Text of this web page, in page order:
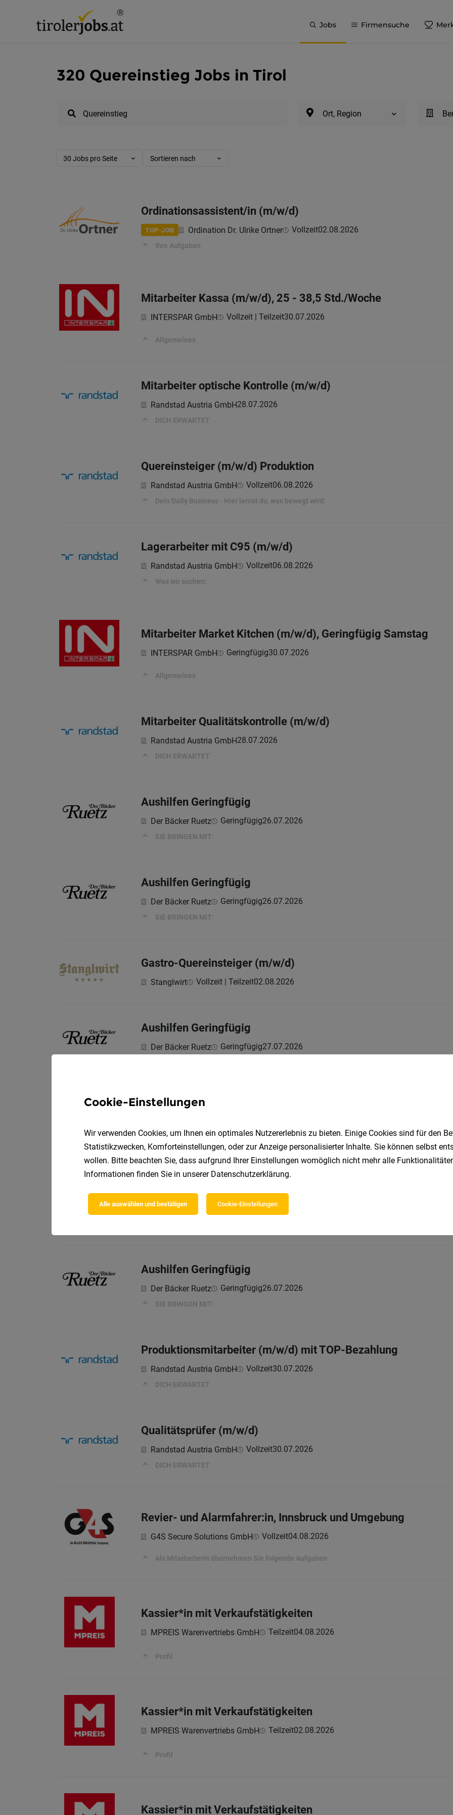
Jobs Firmensuche
320 Quereinstieg Jobs in Tirol
Ort, Region
30 Jobs pro Seite Sortieren nach
Ordinationsassistent/in (m/w/d)
TOP-JOB Ordination Dr. Ulrike Ortner Vollzeit02.08.2026
Ihre Aufgaben
Mitarbeiter Kassa (m/w/d), 25 - 38,5 Std./Woche
INTERSPAR GmbH Vollzeit | Teilzeit30.07.2026
Allgemeines
Mitarbeiter optische Kontrolle (m/w/d)
Randstad Austria GmbH28.07.2026
DICH ERWARTET
Quereinsteiger (m/w/d) Produktion
Randstad Austria GmbH Vollzeit06.08.2026
Dein Daily Business - Hier lernst du, was bewegt wird:
Lagerarbeiter mit C95 (m/w/d)
Randstad Austria GmbH Vollzeit06.08.2026
Was wir suchen:
Mitarbeiter Market Kitchen (m/w/d), Geringfügig Samstag
INTERSPAR GmbH Geringfügig30.07.2026
Allgemeines
Mitarbeiter Qualitätskontrolle (m/w/d)
Randstad Austria GmbH28.07.2026
DICH ERWARTET
Aushilfen Geringfügig
Der Bäcker Ruetz Geringfügig26.07.2026
SIE BRINGEN MIT:
Aushilfen Geringfügig
Der Bäcker Ruetz Geringfügig26.07.2026
SIE BRINGEN MIT:
Gastro-Quereinsteiger (m/w/d)
Stanglwirt Vollzeit | Teilzeit02.08.2026
Aushilfen Geringfügig
Der Bäcker Ruetz Geringfügig27.07.2026
Aushilfen Geringfügig
Der Bäcker Ruetz
SIE BRINGEN MIT:
Der Bäcker Ruetz Geringfügig26.07.2026
Aushilfen Geringfügig
Der Bäcker Ruetz Geringfügig26.07.2026
SIE BRINGEN MIT:
Produktionsmitarbeiter (m/w/d) mit TOP-Bezahlung
Randstad Austria GmbH Vollzeit30.07.2026
DICH ERWARTET
Qualitätsprüfer (m/w/d)
Randstad Austria GmbH Vollzeit30.07.2026
DICH ERWARTET
Revier- und Alarmfahrer:in, Innsbruck und Umgebung
G4S Secure Solutions GmbH Vollzeit04.08.2026
Als MitarbeiterIn übernehmen Sie folgende Aufgaben
Kassier*in mit Verkaufstätigkeiten
MPREIS Warenvertriebs GmbH Teilzeit04.08.2026
Profil
Kassier*in mit Verkaufstätigkeiten
MPREIS Warenvertriebs GmbH Teilzeit02.08.2026
Profil
Kassier*in mit Verkaufstätigkeiten
Cookie-Einstellungen
Wir verwenden Cookies, um Ihnen ein optimales Nutzererlebnis zu bieten. Einige Cookies sind für den
Statistikzwecken, Komforteinstellungen, oder zur Anzeige personalisierter Inhalte. Sie können selbst
wollen. Bitte beachten Sie, dass aufgrund Ihrer Einstellungen womöglich nicht mehr alle
Informationen finden Sie in unserer Datenschutzerklärung.
Alle auswählen und bestätigen Cookie-Einstellungen